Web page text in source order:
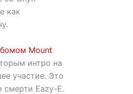
как
Mount
интро на
участие. Это
смерти Eazy-E.